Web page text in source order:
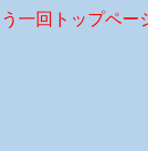
一回トップペー